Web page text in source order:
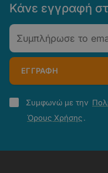
Κάνε εγγραφή
Email
ΕΓΓΡΑΦΗ
Πολιτική
Απορρήτου
Συμφωνώ με την
Όρους Χρήσης.